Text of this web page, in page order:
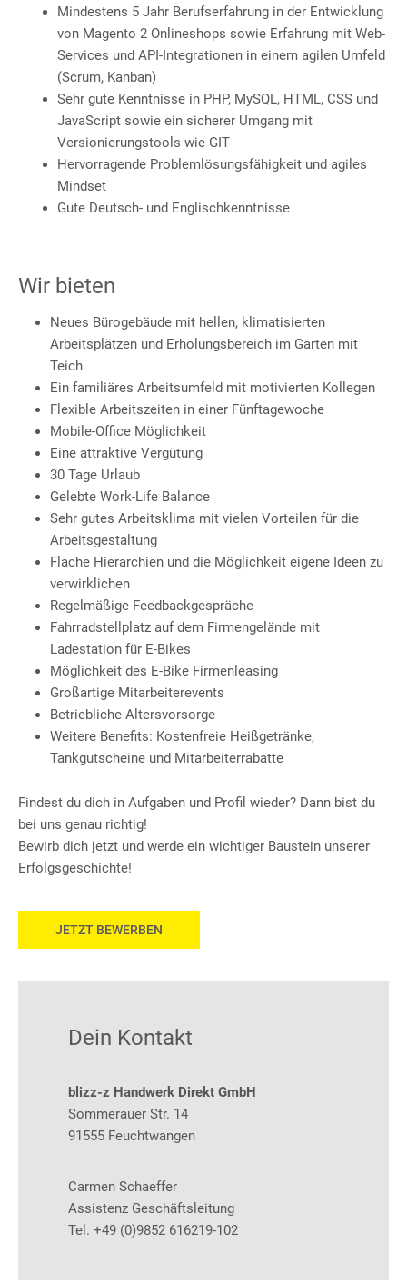
Mindestens 5 Jahr Berufserfahrung in der Entwicklung
von Magento 2 Onlineshops sowie Erfahrung mit Web-
Services und API-Integrationen in einem agilen Umfeld
(Scrum, Kanban)
Sehr gute Kenntnisse in PHP, MySQL, HTML, CSS und
JavaScript sowie ein sicherer Umgang mit
Versionierungstools wie GIT
Hervorragende Problemlösungsfähigkeit und agiles
Mindset
Gute Deutsch- und Englischkenntnisse
Wir bieten
Neues Bürogebäude mit hellen, klimatisierten
Arbeitsplätzen und Erholungsbereich im Garten mit
Teich
Ein familiäres Arbeitsumfeld mit motivierten Kollegen
Flexible Arbeitszeiten in einer Fünftagewoche
Mobile-Office Möglichkeit
Eine attraktive Vergütung
30 Tage Urlaub
Gelebte Work-Life Balance
Sehr gutes Arbeitsklima mit vielen Vorteilen für die
Arbeitsgestaltung
Flache Hierarchien und die Möglichkeit eigene Ideen zu
verwirklichen
Regelmäßige Feedbackgespräche
Fahrradstellplatz auf dem Firmengelände mit
Ladestation für E-Bikes
Möglichkeit des E-Bike Firmenleasing
Großartige Mitarbeiterevents
Betriebliche Altersvorsorge
Weitere Benefits: Kostenfreie Heißgetränke,
Tankgutscheine und Mitarbeiterrabatte
Findest du dich in Aufgaben und Profil wieder? Dann bist du
bei uns genau richtig!
Bewirb dich jetzt und werde ein wichtiger Baustein unserer
Erfolgsgeschichte!
JETZT BEWERBEN
Dein Kontakt
blizz-z Handwerk Direkt GmbH
Sommerauer Str. 14
91555 Feuchtwangen
Carmen Schaeffer
Assistenz Geschäftsleitung
Tel. +49 (0)9852 616219-102